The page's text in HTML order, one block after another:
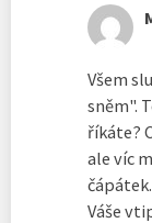
Všem
sněm".
říkáte?
ale víc
Váše